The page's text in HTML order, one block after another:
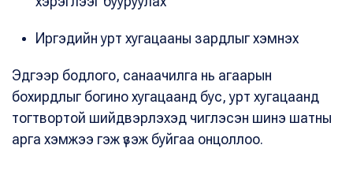
Иргэдийн урт хугацааны зардлыг хэмнэх
Эдгээр бодлого, санаачилга нь агаарын
бохирдлыг богино хугацаанд бус, урт хугацаанд
тогтвортой шийдвэрлэхэд чиглэсэн шинэ шатны
арга хэмжээ гэж үзэж буйгаа онцоллоо.